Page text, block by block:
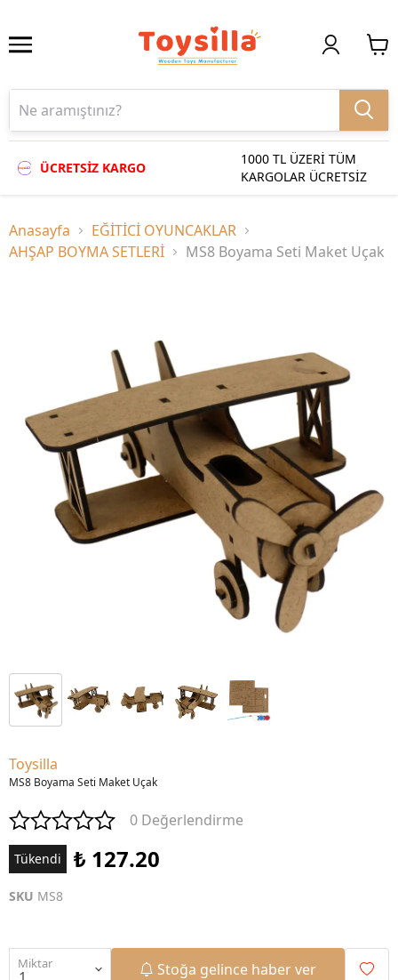
ÜCRETSİZ KARGO
1000 TL ÜZERİ TÜM
KARGOLAR ÜCRETSİZ
Anasayfa
EĞİTİCİ OYUNCAKLAR
AHŞAP BOYMA SETLERİ
MS8 Boyama Seti Maket Uçak
Toysilla
MS8 Boyama Seti Maket Uçak
0 Değerlendirme
Tükendi ₺ 127.20
SKU MS8
Miktar Stoğa gelince haber ver